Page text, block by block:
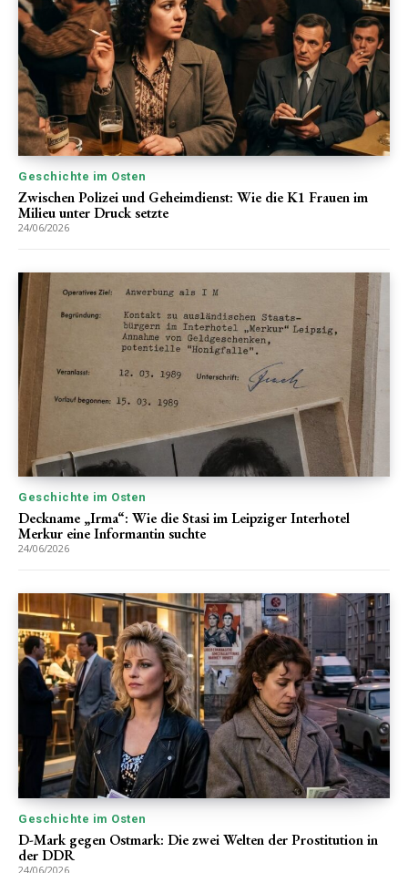
Geschichte im Osten
Zwischen Polizei und Geheimdienst: Wie die K1 Frauen im
Milieu unter Druck setzte
24/06/2026
Geschichte im Osten
Deckname „Irma“: Wie die Stasi im Leipziger Interhotel
Merkur eine Informantin suchte
24/06/2026
Geschichte im Osten
D-Mark gegen Ostmark: Die zwei Welten der Prostitution in
der DDR
24/06/2026